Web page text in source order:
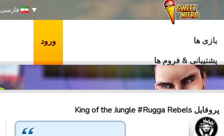
فارسی
بازی ها
پشتیبانی & فروم ها
ورود
پروفایل King of the Jungle #Rugga Rebels